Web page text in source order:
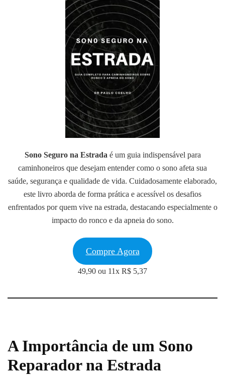
Sono Seguro na Estrada é um guia indispensável para
caminhoneiros que desejam entender como o sono afeta sua
saúde, segurança e qualidade de vida. Cuidadosamente elaborado,
este livro aborda de forma prática e acessível os desafios
enfrentados por quem vive na estrada, destacando especialmente o
impacto do ronco e da apneia do sono.
Compre Agora
49,90 ou 11x R$ 5,37
A Importância de um Sono
Reparador na Estrada